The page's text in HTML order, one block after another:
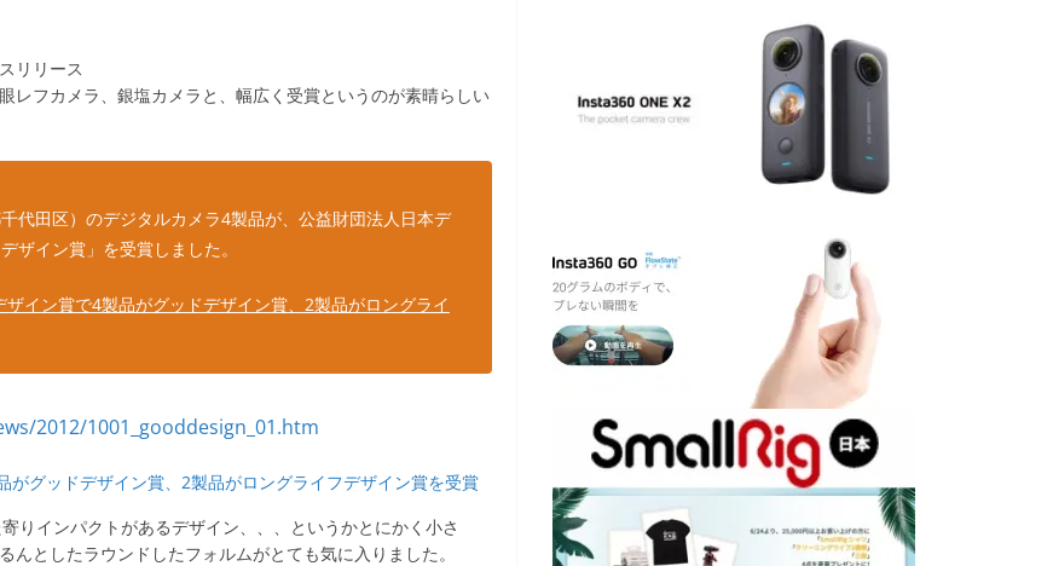
リリース
レフカメラ、銀塩カメラと、幅広く受賞というのが素晴らしい
代田区）のデジタルカメラ4製品が、公益財団法人日本デ
ザイン賞」を受賞しました。
イン賞で4製品がグッドデザイン賞、2製品がロングライ
グッドデザイン賞、2製品がロングライフデザイン賞を受賞
りインパクトがあるデザイン、、、というかとにかく小さ
としたラウンドしたフォルムがとても気に入りました。